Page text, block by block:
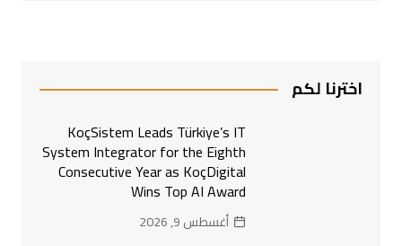
اخترنا لكم
KoçSistem Leads Türkiye’s IT
System Integrator for the Eighth
Consecutive Year as KoçDigital
Wins Top AI Award
أغسطس 9, 2026